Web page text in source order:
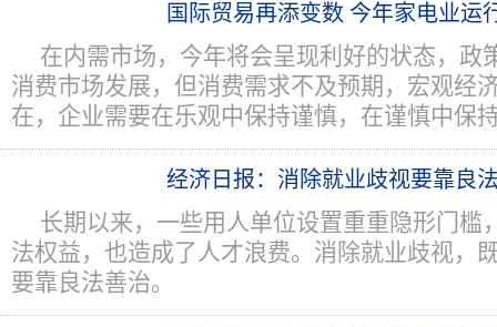
国际贸易再添变数 今年家电业运
在内需市场，今年将会呈现利好的状态，政
消费市场发展，但消费需求不及预期，宏观经
在，企业需要在乐观中保持谨慎，在谨慎中保
经济日报：消除就业歧视要靠良
长期以来，一些用人单位设置重重隐形门槛
法权益，也造成了人才浪费。消除就业歧视，
要靠良法善治。